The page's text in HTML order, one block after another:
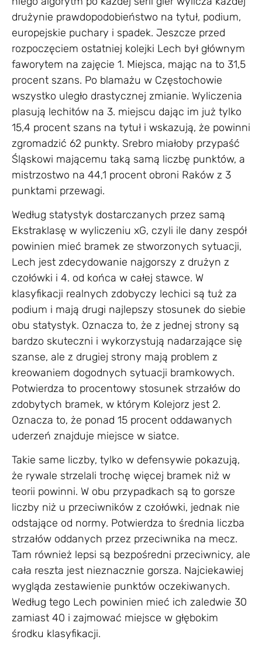
drużynie prawdopodobieństwo na tytuł, podium,
europejskie puchary i spadek. Jeszcze przed
rozpoczęciem ostatniej kolejki Lech był głównym
faworytem na zajęcie 1. Miejsca, mając na to 31,5
procent szans. Po blamażu w Częstochowie
wszystko uległo drastycznej zmianie. Wyliczenia
plasują lechitów na 3. miejscu dając im już tylko
15,4 procent szans na tytuł i wskazują, że powinni
zgromadzić 62 punkty. Srebro miałoby przypaść
Śląskowi mającemu taką samą liczbę punktów, a
mistrzostwo na 44,1 procent obroni Raków z 3
punktami przewagi.
Według statystyk dostarczanych przez samą
Ekstraklasę w wyliczeniu xG, czyli ile dany zespół
powinien mieć bramek ze stworzonych sytuacji,
Lech jest zdecydowanie najgorszy z drużyn z
czołówki i 4. od końca w całej stawce. W
klasyfikacji realnych zdobyczy lechici są tuż za
podium i mają drugi najlepszy stosunek do siebie
obu statystyk. Oznacza to, że z jednej strony są
bardzo skuteczni i wykorzystują nadarzające się
szanse, ale z drugiej strony mają problem z
kreowaniem dogodnych sytuacji bramkowych.
Potwierdza to procentowy stosunek strzałów do
zdobytych bramek, w którym Kolejorz jest 2.
Oznacza to, że ponad 15 procent oddawanych
uderzeń znajduje miejsce w siatce.
Takie same liczby, tylko w defensywie pokazują,
że rywale strzelali trochę więcej bramek niż w
teorii powinni. W obu przypadkach są to gorsze
liczby niż u przeciwników z czołówki, jednak nie
odstające od normy. Potwierdza to średnia liczba
strzałów oddanych przez przeciwnika na mecz.
Tam również lepsi są bezpośredni przeciwnicy, ale
cała reszta jest nieznacznie gorsza. Najciekawiej
wygląda zestawienie punktów oczekiwanych.
Według tego Lech powinien mieć ich zaledwie 30
zamiast 40 i zajmować miejsce w głębokim
środku klasyfikacji.